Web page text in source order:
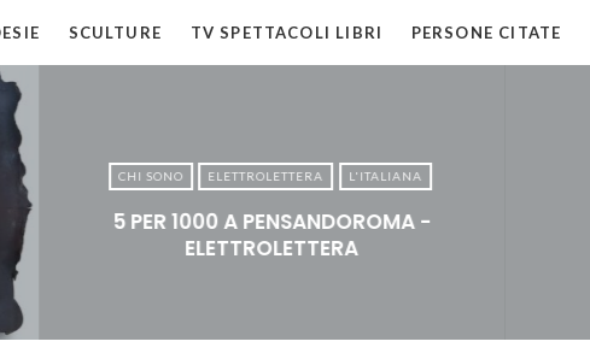
SCULTURE TV SPETTACOLI LIBRI PERSONE CITATE
CHI SONO ELETTROLETTERA L'ITALIANA
5 PER 1000 A PENSANDOROMA -
ELETTROLETTERA